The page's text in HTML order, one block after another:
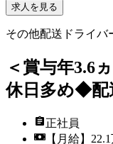
求人を見る
その他配送ドライバ
＜賞与年3.6
休日多め◆配
正社員
【月給】